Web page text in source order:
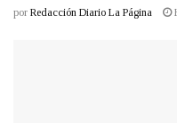
por Redacción Diario La Página